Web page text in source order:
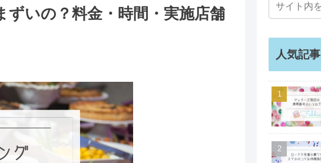
いの？料金・時間・実施店舗
人気記事